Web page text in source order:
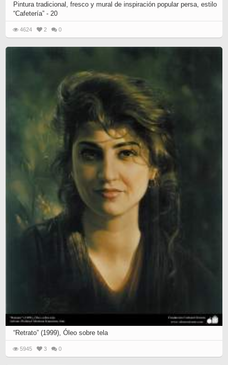
Pintura tradicional, fresco y mural de inspiración popular persa, estilo
“Cafetería” - 20
4624 2 0
“Retrato” (1999), Óleo sobre tela
5945 3 0